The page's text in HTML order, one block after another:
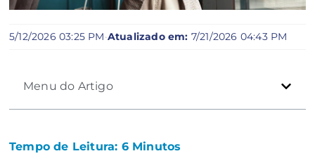
5/12/2026 03:25 PM·Atualizado em: 7/21/2026 04:43 PM
Menu do Artigo
Tempo de Leitura: 6 Minutos